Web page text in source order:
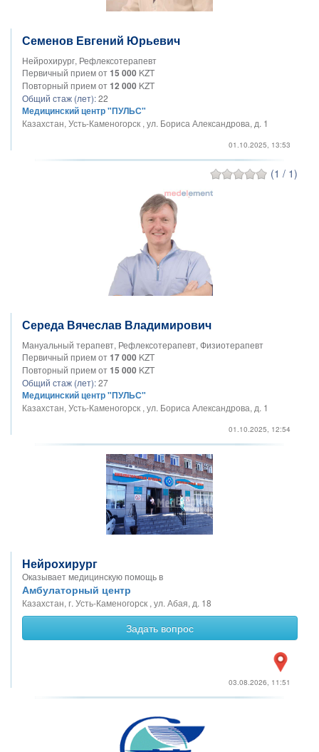
Семенов Евгений Юрьевич
Нейрохирург, Рефлексотерапевт
Первичный прием от15 000 KZT
Повторный прием от12 000 KZT
Общий стаж (лет):22
Медицинский центр "ПУЛЬС"
Казахстан, Усть-Каменогорск , ул. Бориса Александрова, д. 1
01.10.2025, 13:53
(1 / 1)
Середа Вячеслав Владимирович
Мануальный терапевт, Рефлексотерапевт, Физиотерапевт
Первичный прием от17 000 KZT
Повторный прием от15 000 KZT
Общий стаж (лет):27
Медицинский центр "ПУЛЬС"
Казахстан, Усть-Каменогорск , ул. Бориса Александрова, д. 1
01.10.2025, 12:54
Нейрохирург
Оказывает медицинскую помощь в
Амбулаторный центр
Казахстан, г. Усть-Каменогорск , ул. Абая, д. 18
Задать вопрос
03.08.2026, 11:51